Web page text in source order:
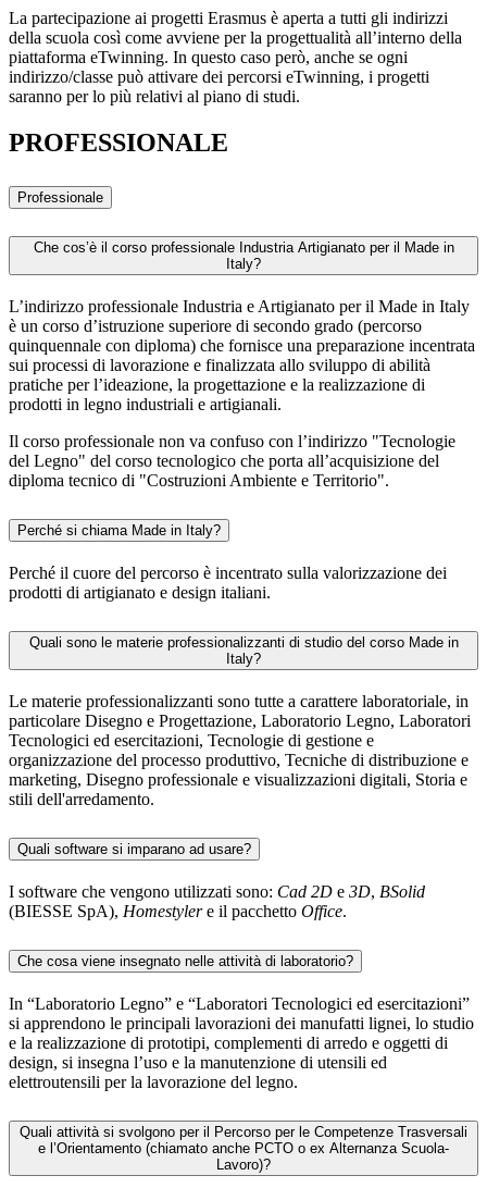
La partecipazione ai progetti Erasmus è aperta a tutti gli indirizzi
della scuola così come avviene per la progettualità all’interno della
piattaforma eTwinning. In questo caso però, anche se ogni
indirizzo/classe può attivare dei percorsi eTwinning, i progetti
saranno per lo più relativi al piano di studi.
PROFESSIONALE
Professionale
Che cos’è il corso professionale Industria Artigianato per il Made in
Italy?
L’indirizzo professionale Industria e Artigianato per il Made in Italy
è un corso d’istruzione superiore di secondo grado (percorso
quinquennale con diploma) che fornisce una preparazione incentrata
sui processi di lavorazione e finalizzata allo sviluppo di abilità
pratiche per l’ideazione, la progettazione e la realizzazione di
prodotti in legno industriali e artigianali.
Il corso professionale non va confuso con l’indirizzo "Tecnologie
del Legno" del corso tecnologico che porta all’acquisizione del
diploma tecnico di "Costruzioni Ambiente e Territorio".
Perché si chiama Made in Italy?
Perché il cuore del percorso è incentrato sulla valorizzazione dei
prodotti di artigianato e design italiani.
Quali sono le materie professionalizzanti di studio del corso Made in
Italy?
Le materie professionalizzanti sono tutte a carattere laboratoriale, in
particolare Disegno e Progettazione, Laboratorio Legno, Laboratori
Tecnologici ed esercitazioni, Tecnologie di gestione e
organizzazione del processo produttivo, Tecniche di distribuzione e
marketing, Disegno professionale e visualizzazioni digitali, Storia e
stili dell'arredamento.
Quali software si imparano ad usare?
I software che vengono utilizzati sono: Cad 2D e 3D, BSolid
(BIESSE SpA), Homestylere il pacchetto Office.
Che cosa viene insegnato nelle attività di laboratorio?
In “Laboratorio Legno” e “Laboratori Tecnologici ed esercitazioni”
si apprendono le principali lavorazioni dei manufatti lignei, lo studio
e la realizzazione di prototipi, complementi di arredo e oggetti di
design, si insegna l’uso e la manutenzione di utensili ed
elettroutensili per la lavorazione del legno.
Quali attività si svolgono per il Percorso per le Competenze Trasversali
e l’Orientamento (chiamato anche PCTO o ex Alternanza Scuola-
Lavoro)?